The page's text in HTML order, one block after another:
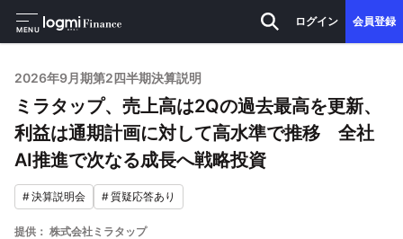
MENU
ログイン 会員登録
2026年9月期第2四半期決算説明
ミラタップ、売上高は2Qの過去最高を更新、
利益は通期計画に対して高水準で推移 全社
AI推進で次なる成長へ戦略投資
#決算説明会 #質疑応答あり
提供： 株式会社ミラタップ